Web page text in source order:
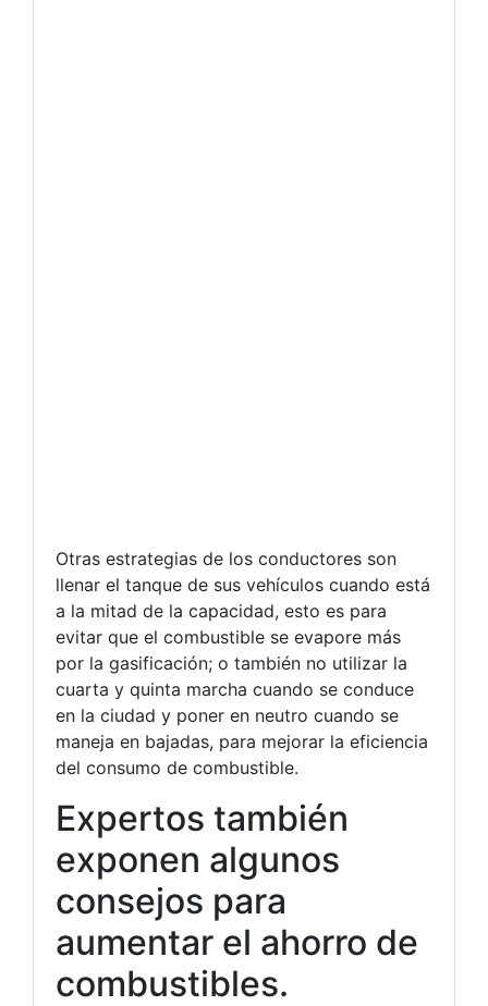
Otras estrategias de los conductores son
llenar el tanque de sus vehículos cuando está
a la mitad de la capacidad, esto es para
evitar que el combustible se evapore más
por la gasificación; o también no utilizar la
cuarta y quinta marcha cuando se conduce
en la ciudad y poner en neutro cuando se
maneja en bajadas, para mejorar la eficiencia
del consumo de combustible.
Expertos también
exponen algunos
consejos para
aumentar el ahorro de
combustibles.